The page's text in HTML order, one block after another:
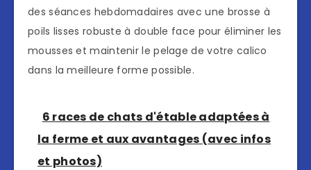
des séances hebdomadaires avec une brosse à
poils lisses robuste à double face pour éliminer les
mousses et maintenir le pelage de votre calico
dans la meilleure forme possible.
6 races de chats d'étable adaptées à
la ferme et aux avantages (avec infos
et photos)